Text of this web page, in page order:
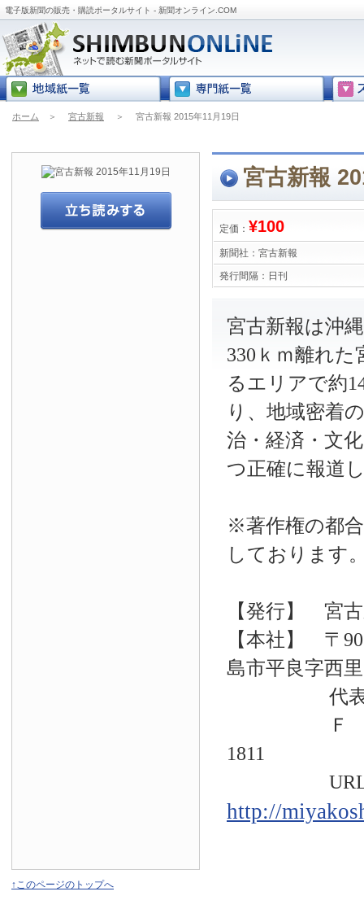
電子版新聞の販売・購読ポータルサイト - 新聞オンライン.COM
ホーム ＞ 宮古新報 ＞ 宮古新報 2015年11月19日
宮古新報
定価： ¥100
新聞社： 宮古新報
発行間隔： 日刊
宮古新報は沖
330ｋｍ離れ
るエリアで約
り、地域密着
治・経済・文
つ正確に報道
※著作権の都
しております
【発行】 宮
【本社】 〒
島市平良字西
代表電話
Ｆ Ａ
1811
URL
http://
↑このページのトップへ